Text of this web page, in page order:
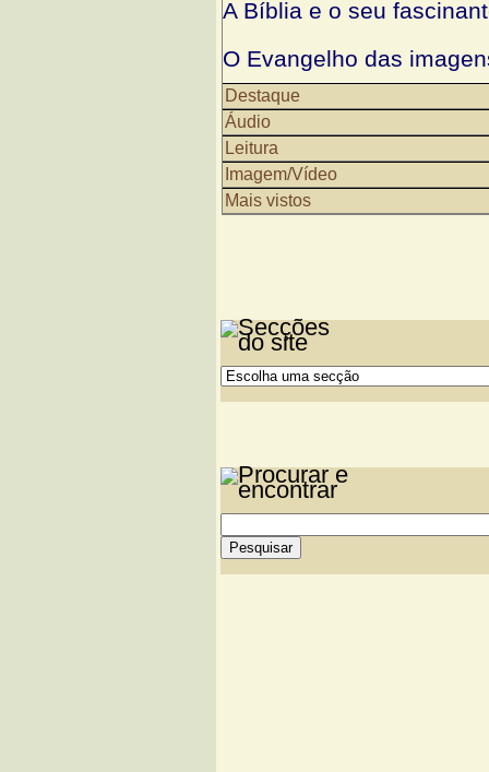
A Bíblia e o seu
O Evangelho das
Jornadas Europeias do
S. João Maria Vianney,
Destaque
Áudio
Leitura
Imagem/Vídeo
Mais vistos